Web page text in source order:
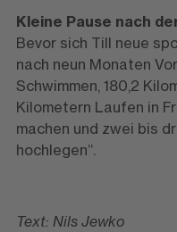
Kleine Pause nach
Bevor sich Till neue
nach neun Monaten
Schwimmen, 180,2
Kilometern Laufen in
machen und zwei bis
hochlegen“.
Text: Nils Jewko